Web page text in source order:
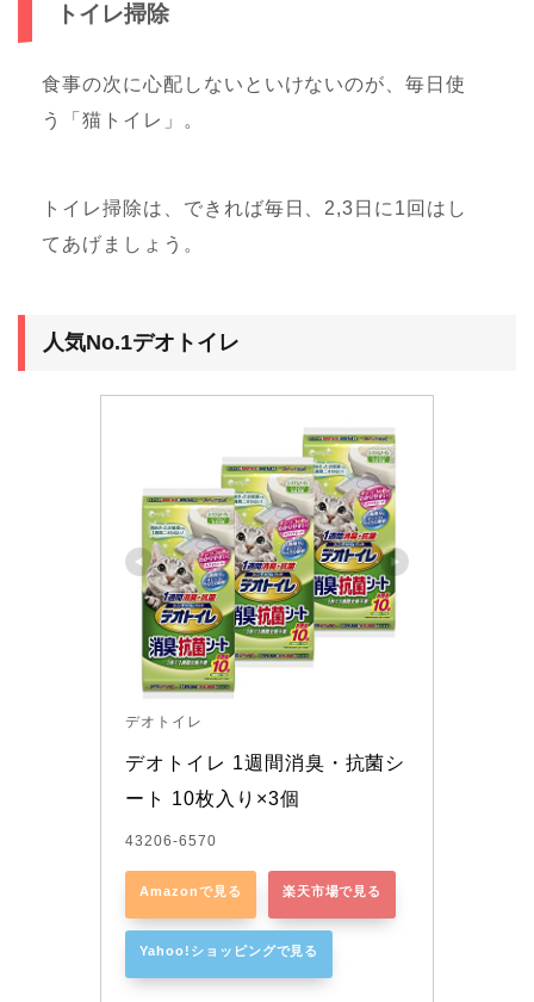
トイレ掃除
食事の次に心配しないといけないのが、毎日使
う「猫トイレ」。
トイレ掃除は、できれば毎日、2,3日に1回はし
てあげましょう。
人気No.1デオトイレ
デオトイレ
デオトイレ 1週間消臭・抗菌シ
ート 10枚入り×3個
43206-6570
Amazonで見る 楽天市場で見る
Yahoo!ショッピングで見る